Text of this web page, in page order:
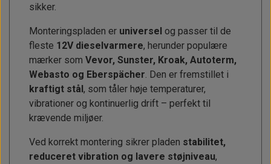
sikker.
Monteringspladen er universel og passer til de
fleste 12V dieselvarmere, herunder populære
mærker som Vevor, Sunster, Kroak, Autoterm,
Webasto og Eberspächer . Den er fremstillet i
kraftigt stål, som tåler høje temperaturer,
vibrationer og kontinuerlig drift – perfekt til
krævende miljøer.
Ved korrekt montering sikrer pladen stabilitet,
reduceret vibration og lavere støjniveau,